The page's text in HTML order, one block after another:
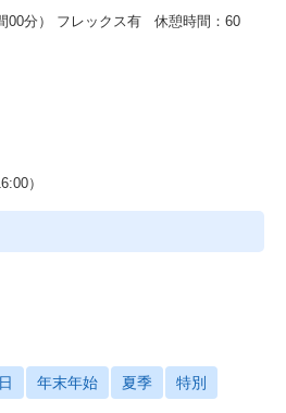
00分） フレックス有 休憩時間：60
）
年末年始 夏季 特別